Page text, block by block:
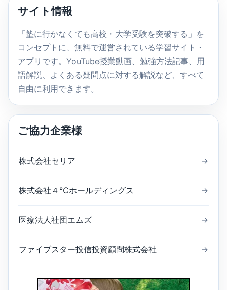
検
索
サイト情報
「塾に行かなくても高校・大学受験を突破する」を
コンセプトに、無料で運営されている学習サイト・
アプリです。YouTube授業動画、勉強方法記事、用
語解説、よくある疑問点に対する解説など、すべて
自由に利用できます。
ご協力企業様
株式会社セリア →
株式会社４℃ホールディングス →
医療法人社団エムズ →
ファイブスター投信投資顧問株式会社 →